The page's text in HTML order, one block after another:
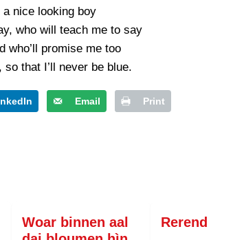
a nice looking boy
who will teach me to say
who’ll promise me too
so that I’ll never be blue.
Email Print
Woar binnen aal
Rerend